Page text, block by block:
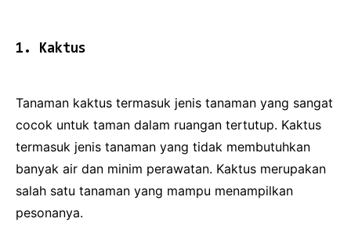
1. Kaktus
Tanaman kaktus termasuk jenis tanaman yang sangat
cocok untuk taman dalam ruangan tertutup. Kaktus
termasuk jenis tanaman yang tidak membutuhkan
banyak air dan minim perawatan. Kaktus merupakan
salah satu tanaman yang mampu menampilkan
pesonanya.